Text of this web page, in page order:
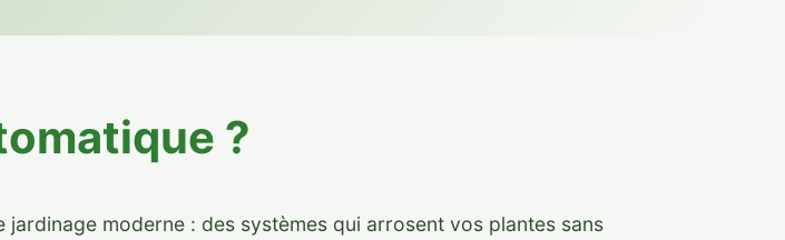
?
moderne : des systèmes qui arrosent vos plantes sans